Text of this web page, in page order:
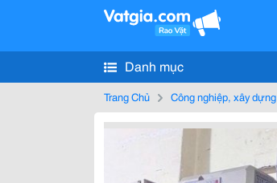
Danh mục
Trang Chủ Công nghiệp, xây dựng